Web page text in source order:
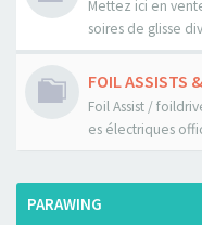
Mettez ici en
soires de glisse
FOIL ASSISTS
Foil Assist /
es électriques
PARAWING